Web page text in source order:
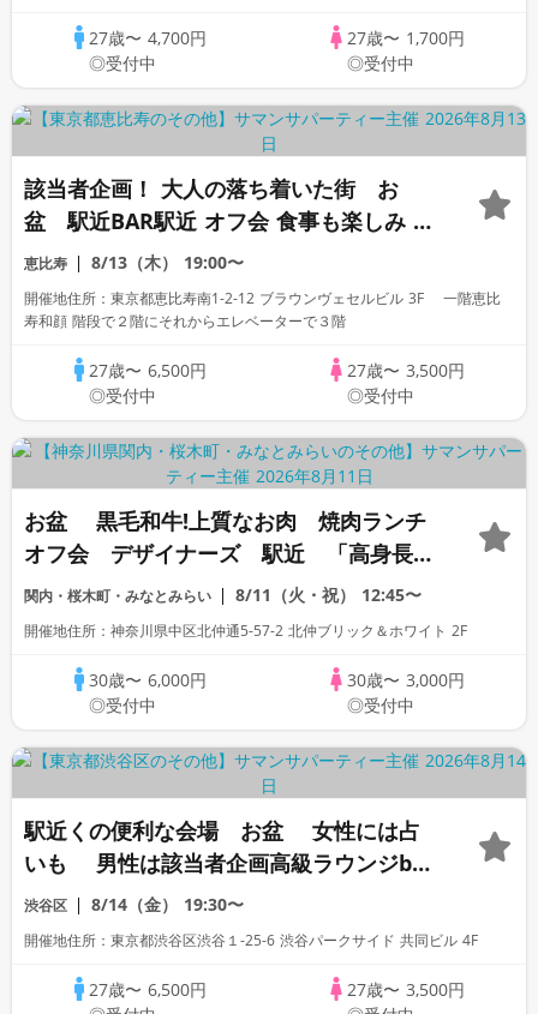
り」「自衛」「1名参加歓迎」「看護師」
「OL」歓迎
27歳〜 4,700円
◎受付中
27歳〜 1,700円
◎受付中
該当者企画！ 大人の落ち着いた街 お
盆 駅近BAR駅近 オフ会 食事も楽しみ 多
数の飲み放題 「高身長」「一部上場企
業」「大手企業」「公務員」「1名参加歓
迎」「看護師」「OL」歓迎
恵比寿 8/13（木） 19:00〜
開催地住所：東京都恵比寿南1-2-12 ブラウンヴェセルビル 3F 一階恵比
寿和顔 階段で２階にそれからエレベーターで３階
27歳〜 6,500円
◎受付中
27歳〜 3,500円
◎受付中
お盆 黒毛和牛!上質なお肉 焼肉ランチ
オフ会 デザイナーズ 駅近 「高身長」
「一部上場企業」「大手企業」「公務員」
「警察官」「自衛」「オタク」「ぽっちゃ
関内・桜木町・みなとみらい 8/11（火・祝） 12:45〜
開催地住所：神奈川県中区北仲通5-57-2 北仲ブリック＆ホワイト 2F
30歳〜 6,000円
◎受付中
30歳〜 3,000円
◎受付中
駅近くの便利な会場 お盆 女性には占
いも 男性は該当者企画高級ラウンジbar
飲み放題オフ会豊富な５０種類以上 「高
身長」「一部上場企業大手企業」「公務
限定」
渋谷区 8/14（金） 19:30〜
開催地住所：東京都渋谷区渋谷１-25-6 渋谷パークサイド 共同ビル 4F
27歳〜 6,500円
27歳〜 3,500円